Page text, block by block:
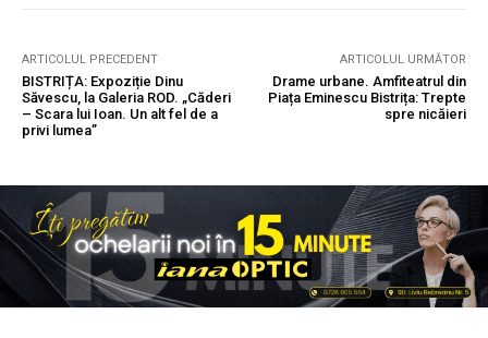
ARTICOLUL PRECEDENT
BISTRIȚA: Expoziție Dinu
Săvescu, la Galeria ROD. „Căderi
– Scara lui Ioan. Un alt fel de a
privi lumea”
ARTICOLUL URMĂTOR
Drame urbane. Amfiteatrul din
Piața Eminescu Bistrița: Trepte
spre nicăieri